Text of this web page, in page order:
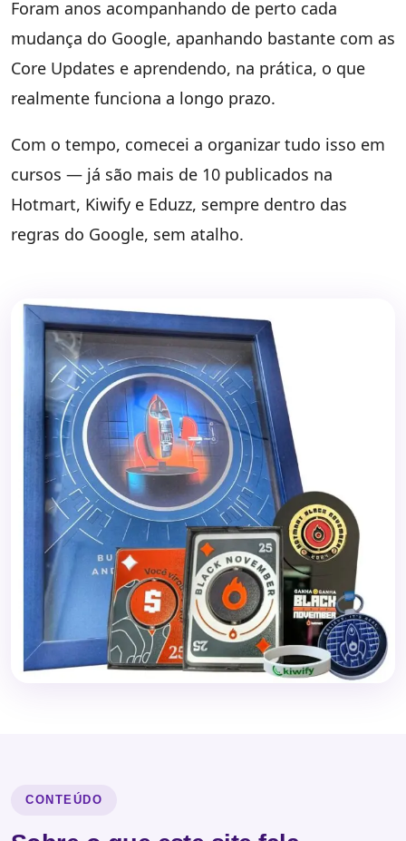
Foram anos acompanhando de perto cada
mudança do Google, apanhando bastante com as
Core Updates e aprendendo, na prática, o que
realmente funciona a longo prazo.
Com o tempo, comecei a organizar tudo isso em
cursos — já são mais de 10 publicados na
Hotmart, Kiwify e Eduzz, sempre dentro das
regras do Google, sem atalho.
CONTEÚDO